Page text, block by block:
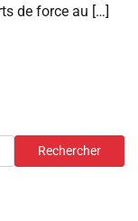
de force au […]
Rechercher